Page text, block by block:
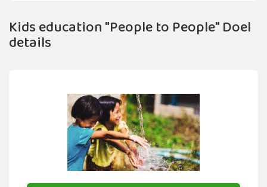
Kids education "People to People" Doel
details